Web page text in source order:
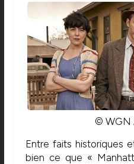
© WGN
Entre faits historiques
bien ce que «